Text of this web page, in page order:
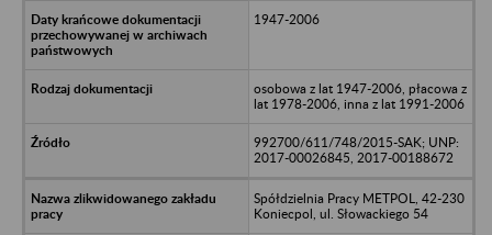
1947-2006
osobowa z lat 1947-2006, płacowa z
lat 1978-2006, inna z lat 1991-2006
992700/611/748/2015-SAK; UNP:
2017-00026845, 2017-00188672
Spółdzielnia Pracy METPOL, 42-230
Koniecpol, ul. Słowackiego 54